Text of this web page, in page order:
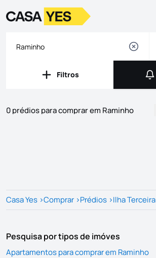
LogoIr para a homepage
Filtros
Filtros
0 prédios para comprar em Raminho
Casa Yes >Comprar >Prédios >Ilha Terceira
Pesquisa por tipos de imóves
Apartamentos para comprar em Raminho